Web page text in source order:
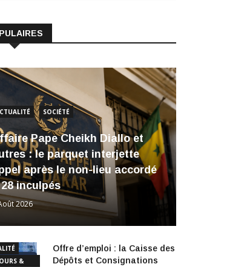
SOCIÉTÉ
Pape Cheikh Diallo et
: le parquet interjette
après le non-lieu accordé
inculpés
2026
&
Offre d’emploi : la Caisse des
Dépôts et Consignations